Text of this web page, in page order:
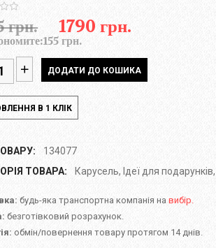
грн. 1790 грн.
155 грн.
134077
ТОВАРА:
Карусель, Ідеї для подарунків,
будь-яка транспортна компанія на вибір.
безготівковий розрахунок.
обмін/повернення товару протягом 14 днів.